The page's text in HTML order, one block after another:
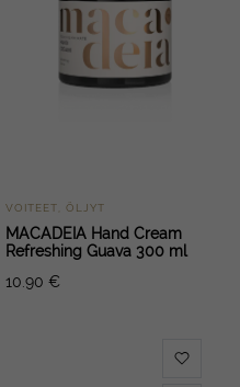
VOITEET, ÖLJYT
MACADEIA Hand Cream
Refreshing Guava 300 ml
10.90 €